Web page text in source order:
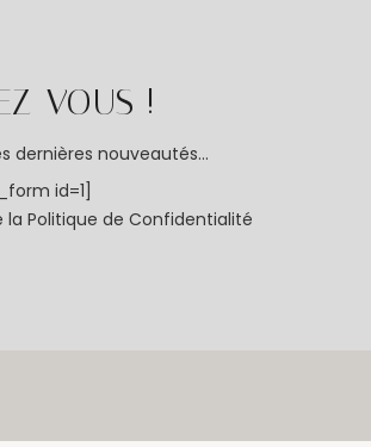
VOUS !
dernières nouveautés...
id=1]
laPolitique de Confidentialité